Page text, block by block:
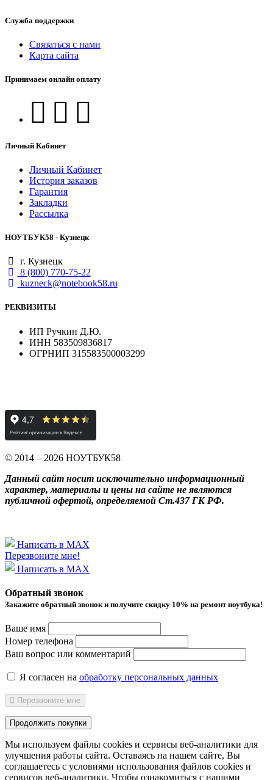
Служба поддержки
Связаться с нами
Карта сайта
Принимаем онлайн оплату
Личный Кабинет
Личный Кабинет
История заказов
Гарантия
Закладки
Рассылка
НОУТБУК58 - Кузнецк
г. Кузнецк
8 (800) 770-75-22
kuzneck@notebook58.ru
РЕКВИЗИТЫ
ИП Ручкин Д.Ю.
ИНН 583509836817
ОГРНИП 315583500003299
© 2014 – 2026 НОУТБУК58
Данный сайт носит исключительно информационный
характер, материалы и цены на сайте не являются
публичной офертой, определяемой Ст.437 ГК РФ.
Написать в MAX
Перезвоните мне!
Написать в MAX
Обратный звонок
Закажите обратный звонок и получитe скидку 10% на ремонт ноутбука!
Ваше имя
Номер телефона
Ваш вопрос или комментарий
Я согласен на обработку персональных данных
Перезвоните мне
Продолжить покупки
Мы используем файлы cookies и сервисы веб-аналитики для
улучшения работы сайта. Оставаясь на нашем сайте, Вы
соглашаетесь с условиями использования файлов cookies и
сервисов веб-аналитики. Чтобы ознакомиться с нашими